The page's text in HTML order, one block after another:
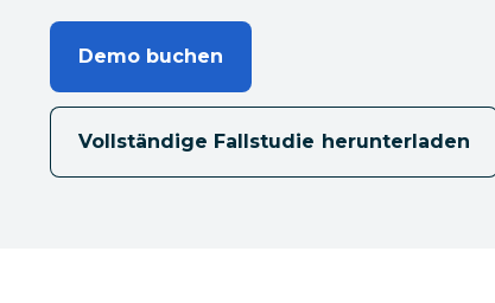
Demo buchen
Vollständige Fallstudie herunterladen